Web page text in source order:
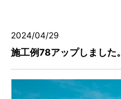
2024/04/29
施工例78アップしました。